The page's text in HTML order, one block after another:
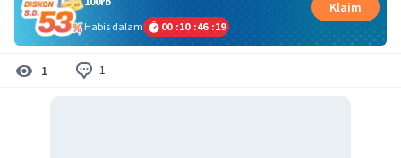
Habis dalam
00 :10 :46 :19
Klaim
1 1